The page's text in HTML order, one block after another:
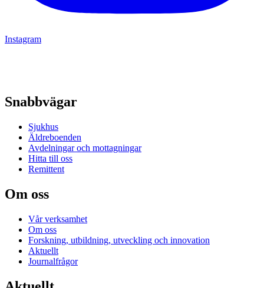
Instagram
Snabbvägar
Sjukhus
Äldreboenden
Avdelningar och mottagningar
Hitta till oss
Remittent
Om oss
Vår verksamhet
Om oss
Forskning, utbildning, utveckling och innovation
Aktuellt
Journalfrågor